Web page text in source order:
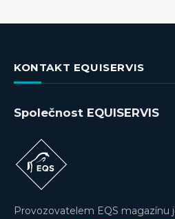
KONTAKT EQUISERVIS
Společnost EQUISERVIS
Provozovatelem EQS magazínu